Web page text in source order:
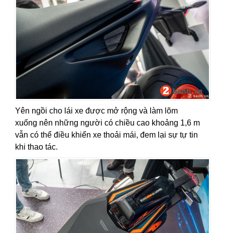
Yên ngồi cho lái xe được mở rộng và làm lõm
xuống nên những người có chiều cao khoảng 1,6 m
vẫn có thể điều khiển xe thoải mái, đem lại sự tự tin
khi thao tác.